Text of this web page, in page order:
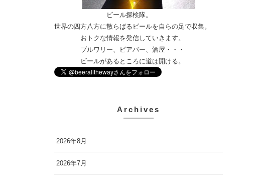
ビール探検隊。
世界の四方八方に散らばるビールを自らの足で収集。
おトクな情報を発信していきます。
ブルワリー、ビアバー、酒屋・
・・
ビールがあるところに道は開ける。
Archives
2026年8月
2026年7月